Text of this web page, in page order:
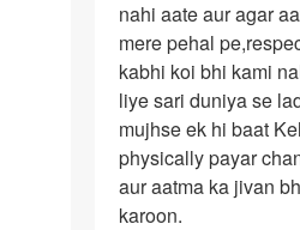
pati
mahino
tak
mere…
nahi aate aur agar
mere pehal
kabhi koi bhi kami
liye sari duniya se
mujhse ek hi baat
physically payar
aur aatma ka jivan
karoon.